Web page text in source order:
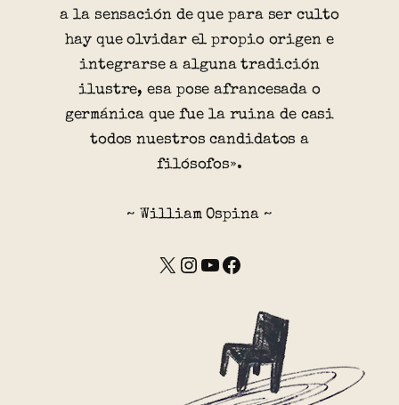
a la sensación de que para ser culto
hay que olvidar el propio origen e
integrarse a alguna tradición
ilustre, esa pose afrancesada o
germánica que fue la ruina de casi
todos nuestros candidatos a
filósofos».
~ William Ospina ~
X Instagram YouTube Facebook